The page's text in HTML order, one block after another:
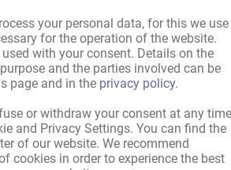
your personal data, for this we use
for the operation of the website.
with your consent. Details on the
and the parties involved can be
page and in the privacy policy.
or withdraw your consent at any time
and Privacy Settings. You can find the
of our website. We recommend
cookies in order to experience the best